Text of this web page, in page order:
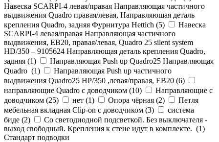
Навеска SCARPI-4 левая/правая Направляющая частичного
выдвижения Quadro правая/левая, Направляющая деталь
крепления Quadro, задняя Фурнитура Hettich (5)
Навеска
SCARPI-4 левая/правая Направляющая частичного
выдвижения, ЕВ20, правая/левая, Quadro 25 silent system
HD/350 – 9105624 Направляющая деталь крепления Quadro,
задняя (1)
Направляющая Push up Quadro25 Направляющая
Quadro (1)
Направляющая Push up частичного
выдвижения Quadro25 НР/350 ,левая/правая, ЕВ20 (6)
направляющие Quadro с доводчиком (10)
Направляющие с
доводчиком (25) нет (1) Опора чёрная (2)
Петля
мебельная вкладная Clip-on с доводчиком (3)
система
биде (2)
Со светодиодной подсветкой. Без выключателя -
выход свободный. Крепления к стене идут в комплекте. (1)
Стандарт подводки